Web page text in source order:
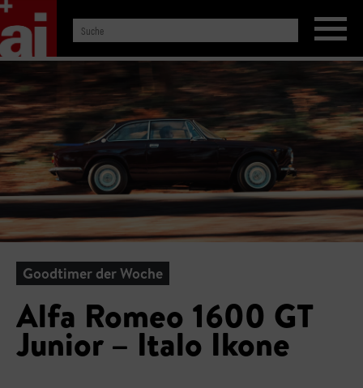
Goodtimer der Woche
Alfa Romeo 1600 GT
Junior – Italo Ikone